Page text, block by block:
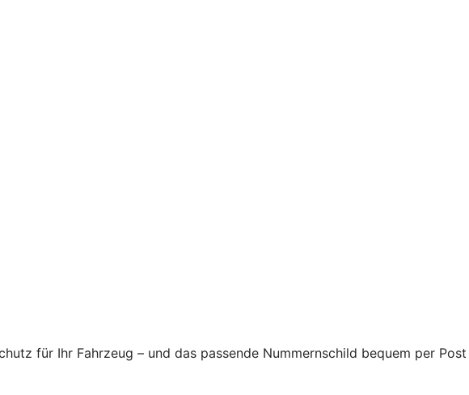
für Ihr Fahrzeug – und das passende Nummernschild bequem per Post